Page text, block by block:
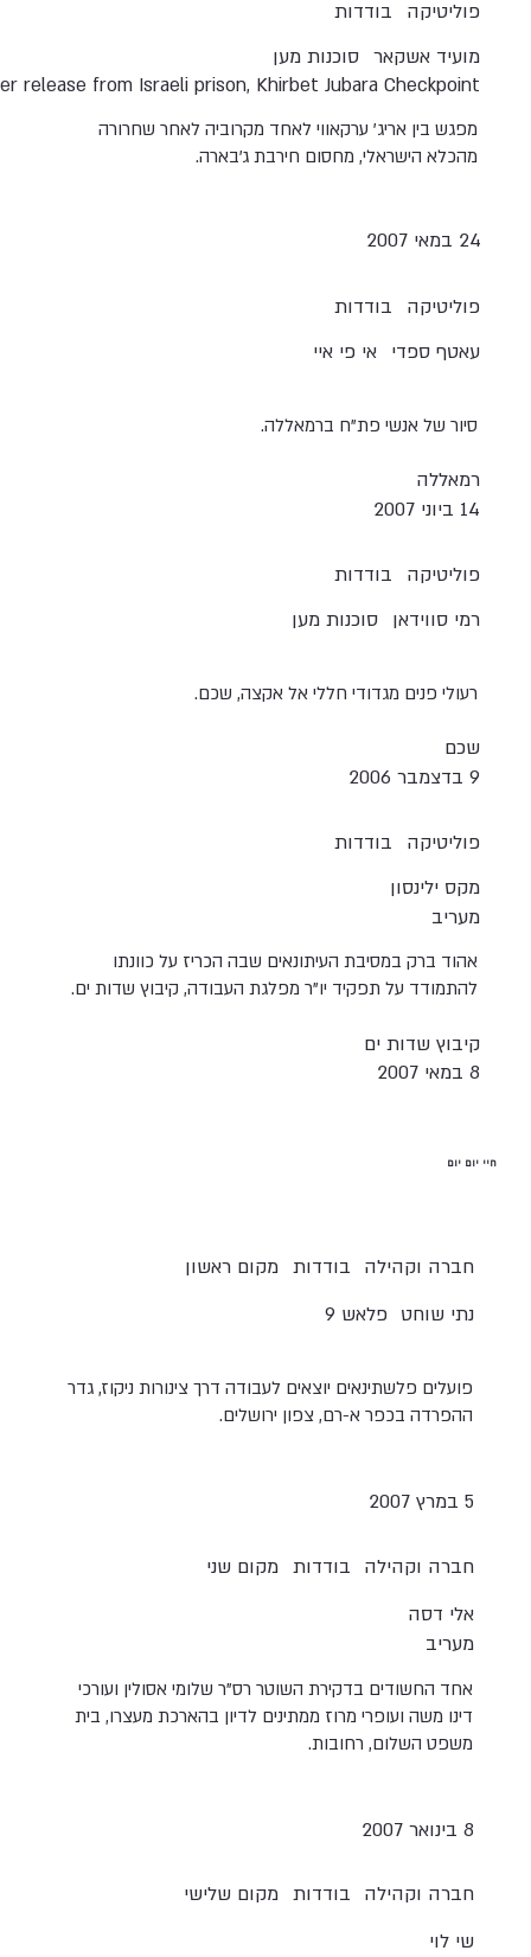
בודדות
פוליטיקה
סוכנות מען מועיד אשקאר
from Israeli prison, Khirbet Jubara Checkpoint.
מפגש בין אריג' ערקאווי לאחד מקרוביה לאחר שחרורה
מהכלא הישראלי, מחסום חירבת ג'בארה.
24 במאי 2007
בודדות
פוליטיקה
אי פי איי עאטף ספדי
סיור של אנשי פת"ח ברמאללה.
רמאללה
14 ביוני 2007
בודדות
פוליטיקה
סוכנות מען רמי סווידאן
רעולי פנים מגדודי חללי אל אקצה, שכם.
שכם
9 בדצמבר 2006
בודדות
פוליטיקה
מקס ילינסון
מעריב
אהוד ברק במסיבת העיתונאים שבה הכריז על כוונתו
להתמודד על תפקיד יו"ר מפלגת העבודה, קיבוץ שדות ים.
קיבוץ שדות ים
8 במאי 2007
חיי יום יום
מקום ראשון בודדות חברה וקהילה
פלאש 9 נתי שוחט
פועלים פלשתינאים יוצאים לעבודה דרך צינורות ניקוז, גדר
ההפרדה בכפר א-רם, צפון ירושלים.
5 במרץ 2007
מקום שני בודדות חברה וקהילה
אלי דסה
מעריב
אחד החשודים בדקירת השוטר רס"ר שלומי אסולין ועורכי
דינו משה ועופרי מרוז ממתינים לדיון בהארכת מעצרו, בית
משפט השלום, רחובות.
8 בינואר 2007
מקום שלישי בודדות חברה וקהילה
שי לוי